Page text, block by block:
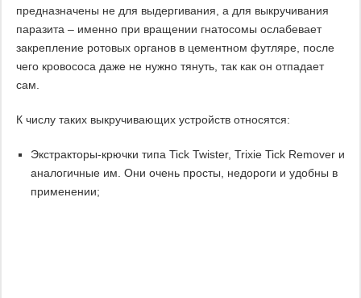
предназначены не для выдергивания, а для выкручивания
паразита – именно при вращении гнатосомы ослабевает
закрепление ротовых органов в цементном футляре, после
чего кровососа даже не нужно тянуть, так как он отпадает
сам.
К числу таких выкручивающих устройств относятся:
Экстракторы-крючки типа Tick Twister, Trixie Tick Remover и
аналогичные им. Они очень просты, недороги и удобны в
применении;